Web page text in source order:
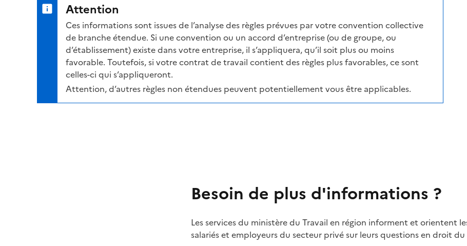
Attention
Ces informations sont issues de l’analyse des règles prévues par votre convention collective
de branche étendue. Si une convention ou un accord d’entreprise (ou de groupe, ou
d’établissement) existe dans votre entreprise, il s’appliquera, qu’il soit plus ou moins
favorable. Toutefois, si votre contrat de travail contient des règles plus favorables, ce sont
celles-ci qui s’appliqueront.
Attention, d’autres règles non étendues peuvent potentiellement vous être applicables.
Besoin de plus d'informations ?
Les services du ministère du Travail en région informent et orientent
salariés et employeurs du secteur privé sur leurs questions en droit